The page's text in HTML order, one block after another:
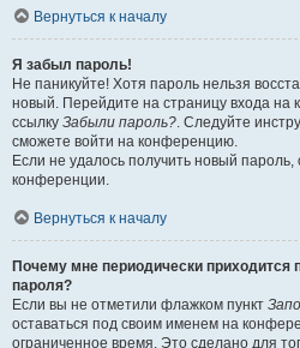
Вернуться к началу
Я забыл пароль!
Не паникуйте! Хотя пароль нельзя
новый. Перейдите на страницу входа
ссылку Забыли пароль?. Следуйте
сможете войти на конференцию.
Если не удалось получить новый
конференции.
Вернуться к началу
Почему мне периодически приходится
пароля?
Если вы не отметили флажком пункт
оставаться под своим именем на
ограниченное время. Это сделано для